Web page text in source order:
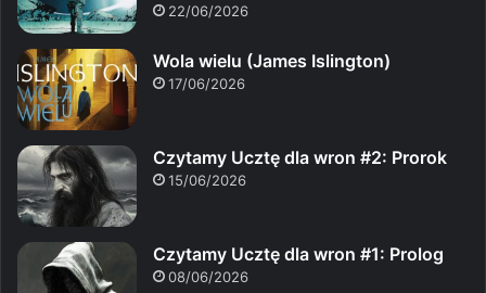
22/06/2026
Wola wielu (James Islington)
17/06/2026
Czytamy Ucztę dla wron #2: Prorok
15/06/2026
Czytamy Ucztę dla wron #1: Prolog
08/06/2026